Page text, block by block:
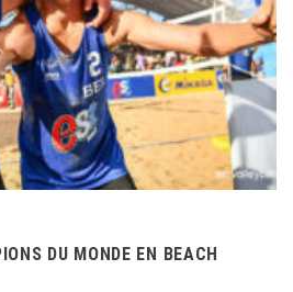
DU MONDE EN BEACH